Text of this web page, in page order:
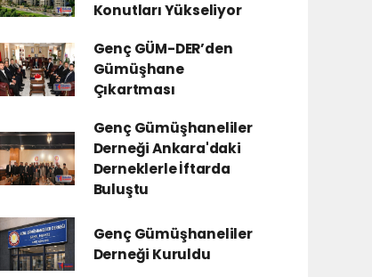
Konutları Yükseliyor
Genç GÜM-DER’den
Gümüşhane
Çıkartması
Genç Gümüşhaneliler
Derneği Ankara'daki
Derneklerle İftarda
Buluştu
Genç Gümüşhaneliler
Derneği Kuruldu